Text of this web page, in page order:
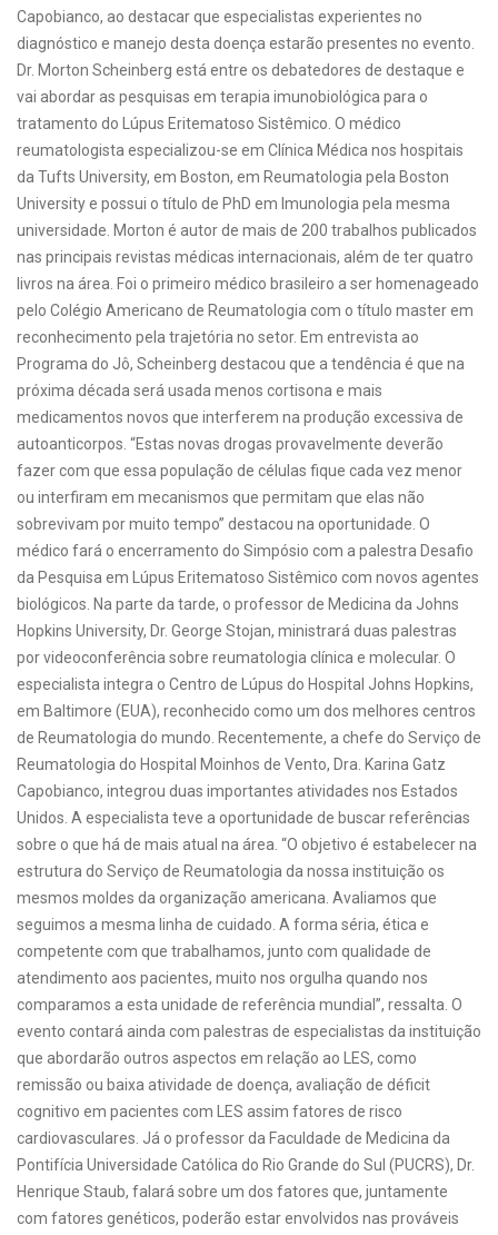
Capobianco, ao destacar que especialistas experientes no
diagnóstico e manejo desta doença estarão presentes no evento.
Dr. Morton Scheinberg está entre os debatedores de destaque e
vai abordar as pesquisas em terapia imunobiológica para o
tratamento do Lúpus Eritematoso Sistêmico. O médico
reumatologista especializou-se em Clínica Médica nos hospitais
da Tufts University, em Boston, em Reumatologia pela Boston
University e possui o título de PhD em Imunologia pela mesma
universidade. Morton é autor de mais de 200 trabalhos publicados
nas principais revistas médicas internacionais, além de ter quatro
livros na área. Foi o primeiro médico brasileiro a ser homenageado
pelo Colégio Americano de Reumatologia com o título master em
reconhecimento pela trajetória no setor. Em entrevista ao
Programa do Jô, Scheinberg destacou que a tendência é que na
próxima década será usada menos cortisona e mais
medicamentos novos que interferem na produção excessiva de
autoanticorpos. “Estas novas drogas provavelmente deverão
fazer com que essa população de células fique cada vez menor
ou interfiram em mecanismos que permitam que elas não
sobrevivam por muito tempo” destacou na oportunidade. O
médico fará o encerramento do Simpósio com a palestra Desafio
da Pesquisa em Lúpus Eritematoso Sistêmico com novos agentes
biológicos. Na parte da tarde, o professor de Medicina da Johns
Hopkins University, Dr. George Stojan, ministrará duas palestras
por videoconferência sobre reumatologia clínica e molecular. O
especialista integra o Centro de Lúpus do Hospital Johns Hopkins,
em Baltimore (EUA), reconhecido como um dos melhores centros
de Reumatologia do mundo. Recentemente, a chefe do Serviço de
Reumatologia do Hospital Moinhos de Vento, Dra. Karina Gatz
Capobianco, integrou duas importantes atividades nos Estados
Unidos. A especialista teve a oportunidade de buscar referências
sobre o que há de mais atual na área. “O objetivo é estabelecer na
estrutura do Serviço de Reumatologia da nossa instituição os
mesmos moldes da organização americana. Avaliamos que
seguimos a mesma linha de cuidado. A forma séria, ética e
competente com que trabalhamos, junto com qualidade de
atendimento aos pacientes, muito nos orgulha quando nos
comparamos a esta unidade de referência mundial”, ressalta. O
evento contará ainda com palestras de especialistas da instituição
que abordarão outros aspectos em relação ao LES, como
remissão ou baixa atividade de doença, avaliação de déficit
cognitivo em pacientes com LES assim fatores de risco
cardiovasculares. Já o professor da Faculdade de Medicina da
Pontifícia Universidade Católica do Rio Grande do Sul (PUCRS), Dr.
Henrique Staub, falará sobre um dos fatores que, juntamente
com fatores genéticos, poderão estar envolvidos nas prováveis